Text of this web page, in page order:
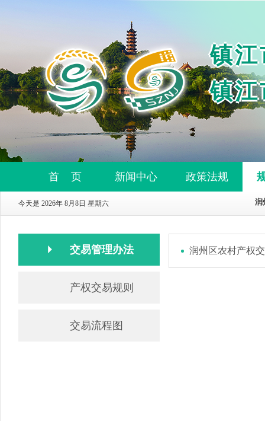
镇
镇
首 页 新闻中心 政策法规
今天是 2026年 8月8日 星期六
交易管理办法
产权交易规则
交易流程图
润州区农村产权